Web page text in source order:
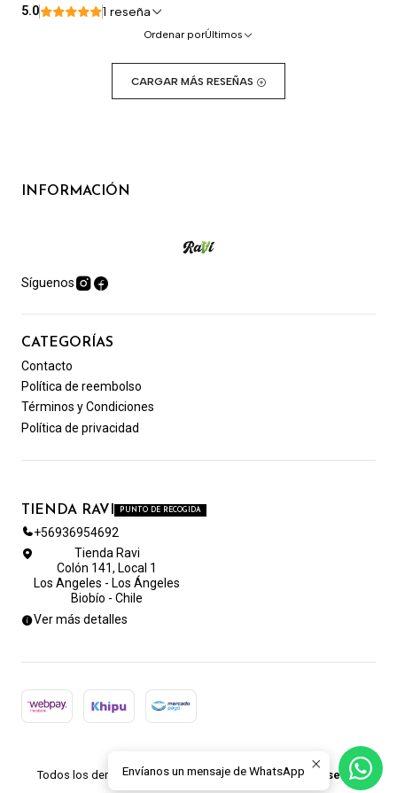
5.0 1 reseña
Ordenar porÚltimos
CARGAR MÁS RESEÑAS
INFORMACIÓN
Síguenos
CATEGORÍAS
Contacto
Política de reembolso
Términos y Condiciones
Política de privacidad
TIENDA RAVI PUNTO DE RECOGIDA
+56936954692
Tienda Ravi
Colón 141, Local 1
Los Angeles - Los Ángeles
Biobío - Chile
Ver más detalles
Todos los derechos reservados.Desarrollado por Jumpseller.
Envíanos un mensaje de WhatsApp